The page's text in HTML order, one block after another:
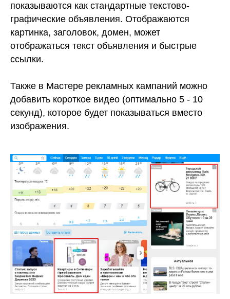
показываются как стандартные текстово-
графические объявления. Отображаются
картинка, заголовок, домен, может
отображаться текст объявления и быстрые
ссылки.
Также в Мастере рекламных кампаний можно
добавить короткое видео (оптимально 5 - 10
секунд), которое будет показываться вместо
изображения.